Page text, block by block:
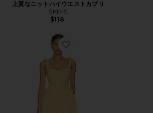
上質なニットハイウエストカプリ
SKIMS
$118
Favorite REGAL オールインワン